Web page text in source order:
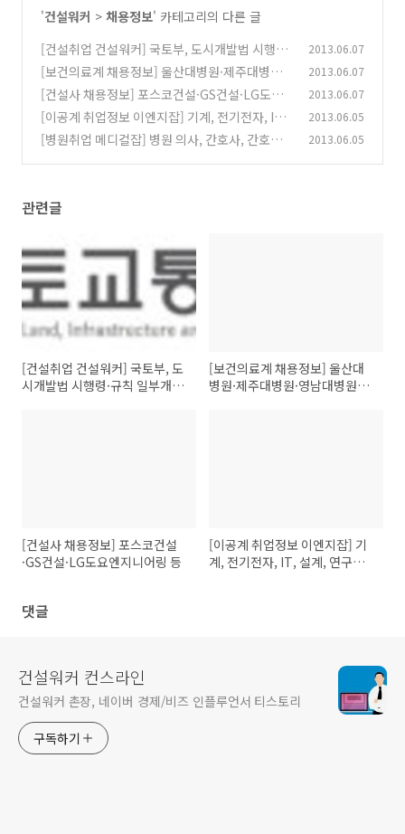
'건설워커 > 채용정보' 카테고리의 다른 글
[건설취업 건설워커] 국토부, 도시개발법 시행령
·규칙 일부개정안 입법예고
(0)
2013.06.07
[보건의료계 채용정보] 울산대병원·제주대병원·
영남대병원 등
(0)
2013.06.07
[건설사 채용정보] 포스코건설·GS건설·LG도요
엔지니어링 등
(0)
2013.06.07
[이공계 취업정보 이엔지잡] 기계, 전기전자, IT,
설계, 연구개발, 생산기술 구인구직 정보
(0)
2013.06.05
[병원취업 메디컬잡] 병원 의사, 간호사, 간호조
2013.06.05
관련글
[건설취업 건설워커] 국토부, 도
시개발법 시행령·규칙 일부개정
[보건의료계 채용정보] 울산대
병원·제주대병원·영남대병원
[건설사 채용정보] 포스코건설
·GS건설·LG도요엔지니어링 등
[이공계 취업정보 이엔지잡] 기
계, 전기전자, IT, 설계, 연구개
댓글
건설워커 컨스라인
건설워커 촌장, 네이버 경제/비즈 인플루언서 티스토리
구독하기